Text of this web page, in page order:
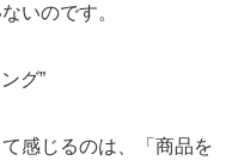
いのです。
グ”
感じるのは、「商品を